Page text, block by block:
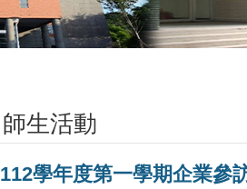
師生活動
112學年度第一學期企業參